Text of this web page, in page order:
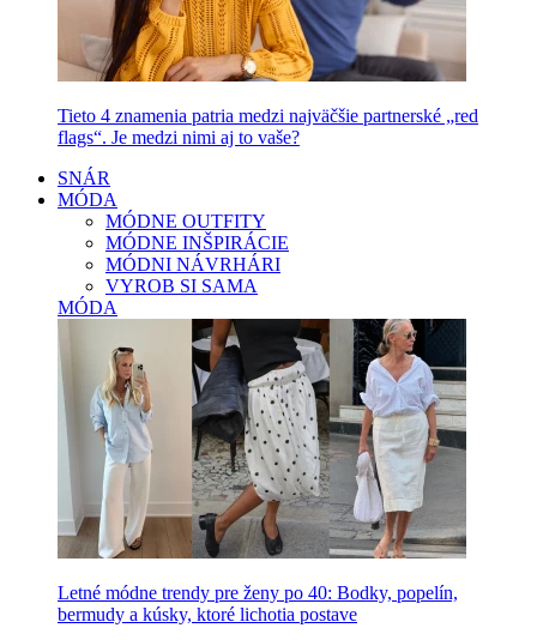
Tieto 4 znamenia patria medzi najväčšie partnerské „red
flags“. Je medzi nimi aj to vaše?
SNÁR
MÓDA
MÓDNE OUTFITY
MÓDNE INŠPIRÁCIE
MÓDNI NÁVRHÁRI
VYROB SI SAMA
MÓDA
Letné módne trendy pre ženy po 40: Bodky, popelín,
bermudy a kúsky, ktoré lichotia postave